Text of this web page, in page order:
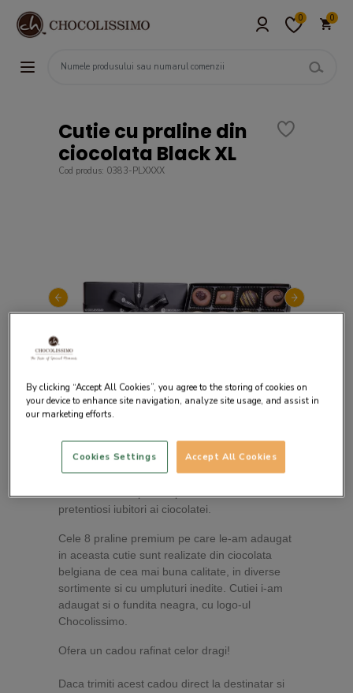
0 0
Cutie cu praline din
ciocolata Black XL
Cod produs: 0383-PLXXXX
Pentru ca negrul este simbolul elegantei, am
pretentiosi iubitori ai ciocolatei.
Cele 8 praline premium pe care le-am adaugat
in aceasta cutie sunt realizate din ciocolata
belgiana de cea mai buna calitate, in diverse
sortimente si cu umpluturi inedite. Cutiei i-am
adaugat si o fundita neagra, cu logo-ul
Chocolissimo.
Ofera un cadou rafinat celor dragi!
Daca trimiti acest cadou direct la destinatar si
By clicking “Accept All Cookies”, you agree to the storing of cookies on
your device to enhance site navigation, analyze site usage, and assist in
our marketing efforts.
Accept All Cookies
Cookies Settings